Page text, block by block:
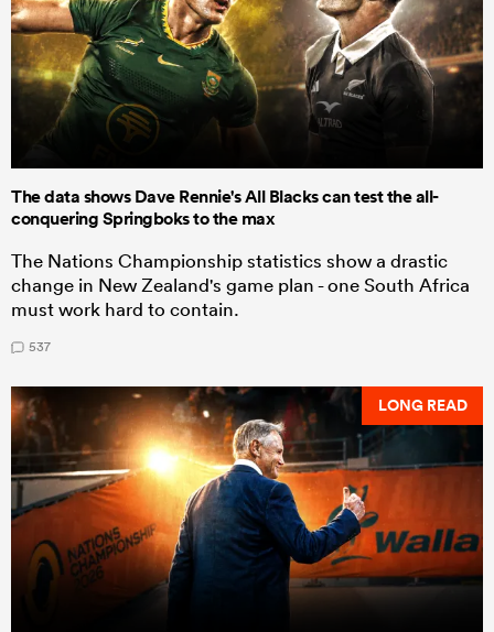
The data shows Dave Rennie's All Blacks can test the all-
conquering Springboks to the max
The Nations Championship statistics show a drastic
change in New Zealand's game plan - one South Africa
must work hard to contain.
537
LONG READ